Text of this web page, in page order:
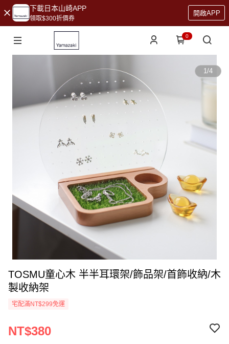
下載日本山崎APP
領取$300折價券
開啟APP
0
1/4
TOSMU童心木 半半耳環架/飾品架/首飾收納/木
製收納架
宅配滿NT$299免運
NT$380